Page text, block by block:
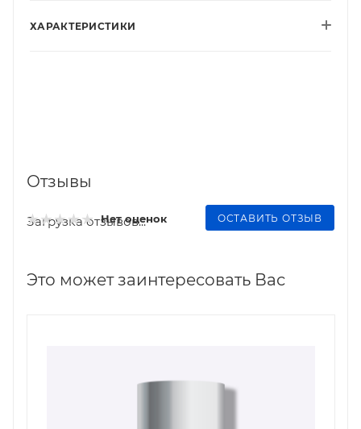
ХАРАКТЕРИСТИКИ
Отзывы
Нет оценок ОСТАВИТЬ ОТЗЫВ
Загрузка отзывов...
Это может заинтересовать Вас